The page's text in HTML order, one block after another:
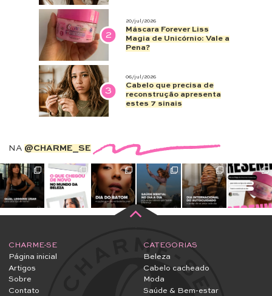
2
20/jul/2026
Máscara Forever Liss
Magia de Unicórnio: Vale a
Pena?
3
06/jul/2026
Cabelo que precisa de
reconstrução apresenta
estes 7 sinais
NA @CHARME_SE
CHARME-SE
Página inicial
Artigos
Sobre
Contato
CATEGORIAS
Beleza
Cabelo cacheado
Moda
Saúde & Bem-estar